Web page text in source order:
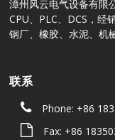
漳州风云电气设备有限
CPU、PLC、DCS，经
钢厂、橡胶、水泥、机
联系
Phone: +86
Fax: +86